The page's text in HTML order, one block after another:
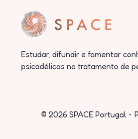
Estudar, difundir e fomentar
psicadélicas no tratamento de
© 2026 SPACE Portugal